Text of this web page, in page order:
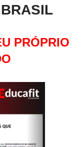
PRÓPRIO